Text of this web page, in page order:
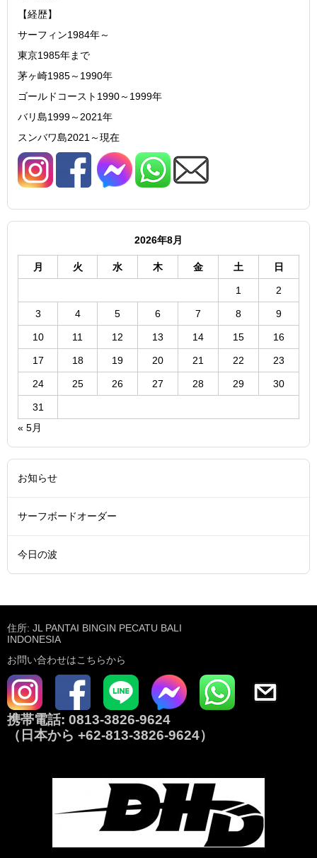
【経歴】
サーフィン1984年～
東京1985年まで
茅ヶ崎1985～1990年
ゴールドコースト1990～1999年
バリ島1999～2021年
スンバワ島2021～現在
2026年8月
月 火 水 木 金 土 日
1 2
3 4 5 6 7 8 9
10 11 12 13 14 15 16
17 18 19 20 21 22 23
24 25 26 27 28 29 30
31
« 5月
お知らせ
サーフボードオーダー
今日の波
住所: JL PANTAI BINGIN PECATU BALI
INDONESIA
お問い合わせはこちらから
携帯電話: 0813-3826-9624
（日本から +62-813-3826-9624）